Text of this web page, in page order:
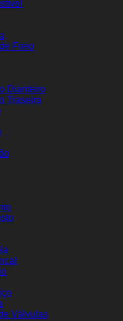
Freio
Dianteiro
Traseira
Válvulas